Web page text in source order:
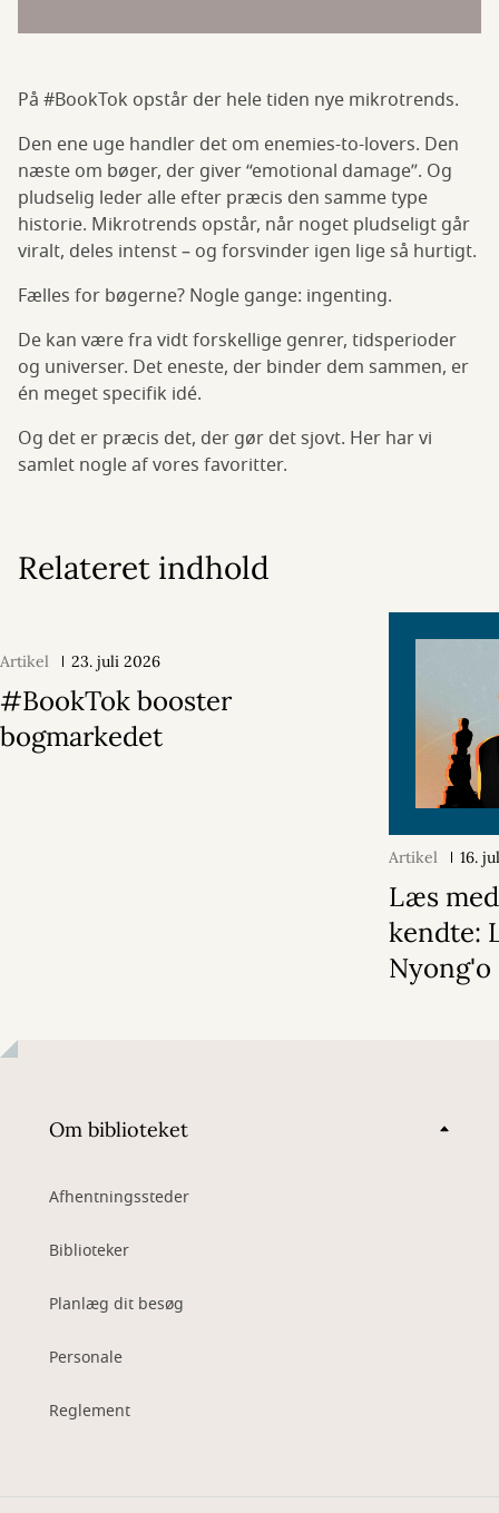
På #BookTok opstår der hele tiden nye mikrotrends.
Den ene uge handler det om enemies-to-lovers. Den
næste om bøger, der giver “emotional damage”. Og
pludselig leder alle efter præcis den samme type
historie. Mikrotrends opstår, når noget pludseligt går
viralt, deles intenst – og forsvinder igen lige så hurtigt.
Fælles for bøgerne? Nogle gange: ingenting.
De kan være fra vidt forskellige genrer, tidsperioder
og universer. Det eneste, der binder dem sammen, er
én meget specifik idé.
Og det er præcis det, der gør det sjovt. Her har vi
samlet nogle af vores favoritter.
Relateret indhold
Artikel 23. juli 2026
#BookTok booster
bogmarkedet
Artikel 16.
Læs
kendte:
Nyong'o
Om biblioteket
Afhentningssteder
Biblioteker
Planlæg dit besøg
Personale
Reglement